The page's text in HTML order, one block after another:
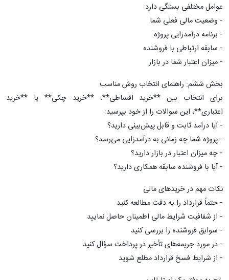
عوامل مختلفی بستگی دارد:
- وضعیت مالی فعلی شما
- برنامه درآمدزایی پروژه
- سابقه ارتباطی با فروشنده
- میزان اعتبار شما در بازار
بخش ششم: راهنمای انتخاب روش مناسب
برای انتخاب بین **خرید اقساطی**، **خرید چکی** یا **خرید
اعتباری**، این سوالات را از خود بپرسید:
- آیا درآمد ثابت و قابل پیش‌بینی دارید؟
- پروژه شما چه زمانی به درآمدزایی می‌رسد؟
- چه میزان اعتبار در بازار دارید؟
- آیا با فروشنده سابقه همکاری دارید؟
نکات مهم در خریدهای مالی
- حتماً قرارداد را به دقت مطالعه کنید
- از شفافیت شرایط مالی اطمینان حاصل نمایید
- سوابق فروشنده را بررسی کنید
- در مورد جریمه‌های تأخیر در پرداخت سؤال کنید
- از شرایط فسخ قرارداد مطلع شوید